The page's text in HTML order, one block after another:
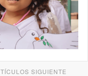
SIGUIENTE